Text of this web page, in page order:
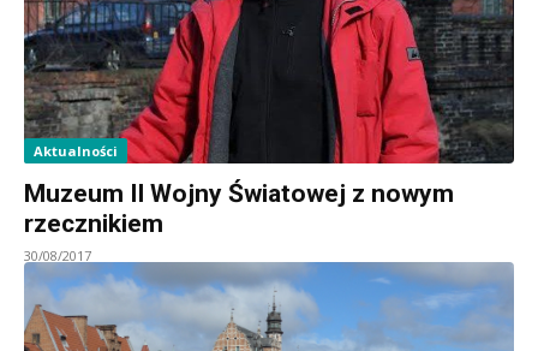
Aktualności
Muzeum II Wojny Światowej z nowym
rzecznikiem
30/08/2017